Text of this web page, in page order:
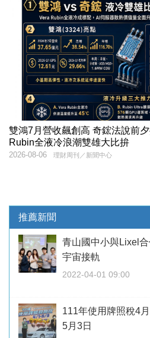
雙鴻7月營收飆創高 奇鋐法說前
Rubin全液冷浪潮雙雄大比拚
理財周刊／新聞中心
2026-08-06
推薦新聞
青山國中小與Lixel
宇宙接軌
2022-04-01 09:00
111年使用牌照稅4
5月3日